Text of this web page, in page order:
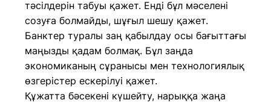
тәсілдерін табуы қажет. Енді бұл мәселені
созуға болмайды, шұғыл шешу қажет.
Банктер туралы заң қабылдау осы бағыттағы
маңызды қадам болмақ. Бұл заңда
экономиканың сұранысы мен технологиялық
өзгерістер ескерілуі қажет.
Құжатта бәсекені күшейту, нарыққа жаңа